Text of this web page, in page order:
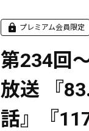
プレミアム会員限定
第234回
放送 『
話』『